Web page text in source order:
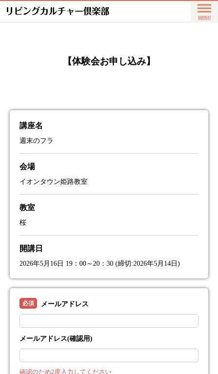
【体験会お申し込み】
講座名
週末のフラ
会場
イオンタウン姫路教室
教室
桜
開講日
2026年5月16日 19：00～20：30 (締切:2026年5月14日)
必須 メールアドレス
メールアドレス(確認用)
確認のため2度入力してください